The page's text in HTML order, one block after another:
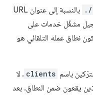
بالنسبة إلى عنوان URL
خدمات على
عمله التلقائي هو
باسم clients . لا
يقعون ضمن النطاق. بعد